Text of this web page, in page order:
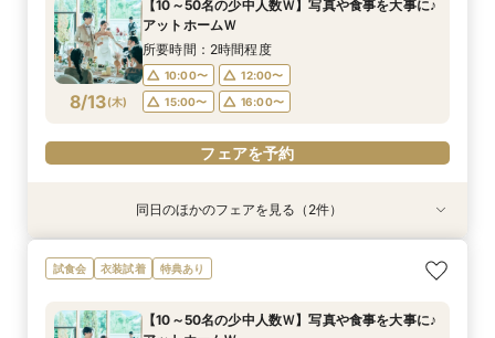
8/12(水)
11:30〜
フェアを予約
8/12(水)
10:00〜
12:00〜
15:00〜
16:00〜
8/13(木)
【10～50名の少中人数Ｗ】写真や食事を大事に♪
アットホームＷ
所要時間：2時間程度
10:00〜
12:00〜
15:00〜
16:00〜
フェアを予約
衣装試着 特典あり
＼神前式をご検討のお二人へ／各神社式＆リアン
神殿見学×和装試着＆人気食べ比べ試食
11:30〜
衣装試着 特典あり
人気No,1 ＼初めて見学がおトク★／豪華コース
試食×30,000円GIFT付相談会
10:00〜
同日のほかのフェアを見る（2件）
試食会 衣装試着 特典あり
【10～50名の少中人数Ｗ】写真や食事を大事に♪